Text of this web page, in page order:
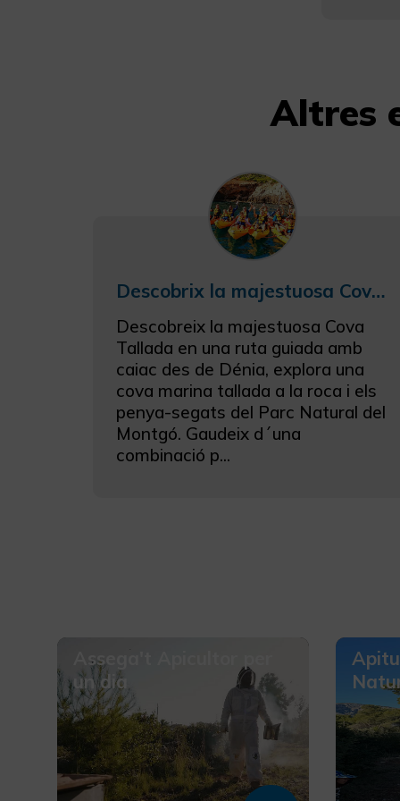
Altres
Descobrix la majestuosa Cova Tallada en una ruta guiada en caiac des de Dénia
Descobreix la majestuosa Cova
Tallada en una ruta guiada amb
caiac des de Dénia, explora una
cova marina tallada a la roca i els
penya-segats del Parc Natural del
Montgó. Gaudeix d´una
combinació p...
Assega't Apicultor per
un dia